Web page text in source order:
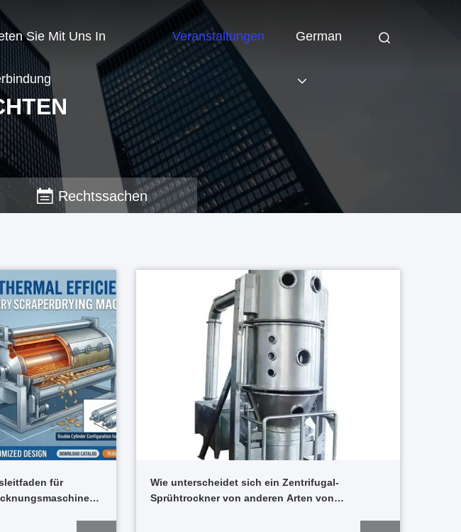
Sie Mit Uns In Veranstaltungen German
Rechtssachen
für
Wie unterscheidet sich ein Zentrifugal-
Sprühtrockner von anderen Arten von